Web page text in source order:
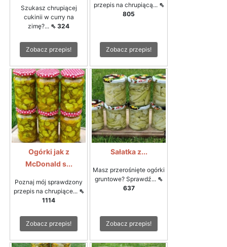
Szukasz chrupiącej
cukinii w curry na
zimę?... ⇖ 324
Zobacz przepis!
przepis na chrupiącą... ⇖
805
Zobacz przepis!
Ogórki jak z
McDonald s...
Poznaj mój sprawdzony
przepis na chrupiące... ⇖
1114
Zobacz przepis!
Sałatka z...
Masz przerośnięte ogórki
gruntowe? Sprawdź... ⇖
637
Zobacz przepis!